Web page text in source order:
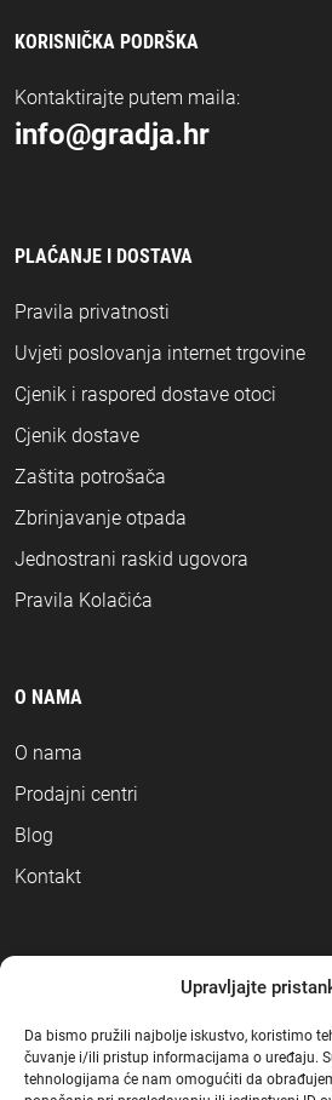
Upravljajte
Da bismo pružili najbolje iskustvo, koristimo
čuvanje i/ili pristup informacijama o uređaju.
tehnologijama će nam omogućiti da
KORISNIČKA PODRŠKA
Kontaktirajte putem maila:
info@gradja.hr
PLAĆANJE I DOSTAVA
Pravila privatnosti
Uvjeti poslovanja internet trgovine
Cjenik i raspored dostave otoci
Cjenik dostave
Zaštita potrošača
Zbrinjavanje otpada
Jednostrani raskid ugovora
Pravila Kolačića
O NAMA
O nama
Prodajni centri
Blog
Kontakt